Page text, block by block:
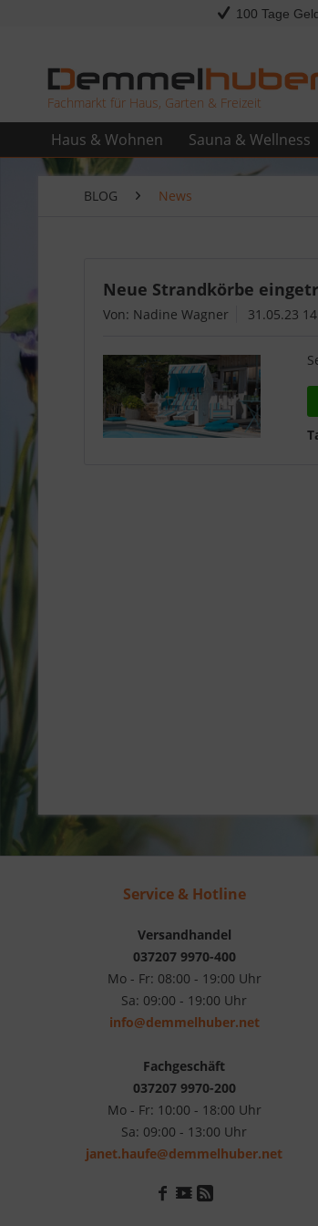
100 Tage
Fachmarkt für Haus, Garten & Freizeit
Haus & Wohnen Sauna & Wellness
BLOG News
Neue Strandkörbe
Von: Nadine Wagner 31.05.23
Service & Hotline
Versandhandel
037207 9970-400
Mo - Fr: 08:00 - 19:00 Uhr
Sa: 09:00 - 19:00 Uhr
info@demmelhuber.net
Fachgeschäft
037207 9970-200
Mo - Fr: 10:00 - 18:00 Uhr
Sa: 09:00 - 13:00 Uhr
janet.haufe@demmelhuber.net